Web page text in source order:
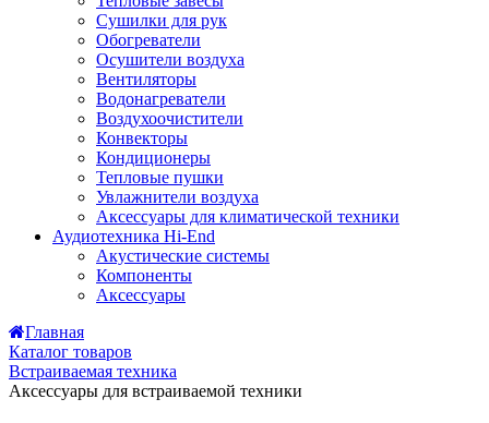
Сушилки для рук
Обогреватели
Осушители воздуха
Вентиляторы
Водонагреватели
Воздухоочистители
Конвекторы
Кондиционеры
Тепловые пушки
Увлажнители воздуха
Аксессуары для климатической техники
Аудиотехника Hi-End
Акустические системы
Компоненты
Аксессуары
Главная
Каталог товаров
Встраиваемая техника
Аксессуары для встраиваемой техники